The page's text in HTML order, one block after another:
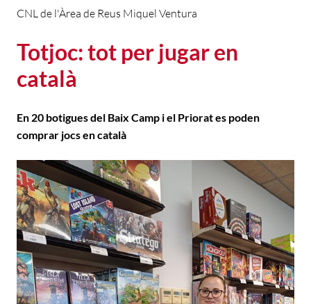
Totjoc: tot per jugar en
català
CNL de l'Àrea de Reus Miquel Ventura
En 20 botigues del Baix Camp i el Priorat es poden
comprar jocs en català